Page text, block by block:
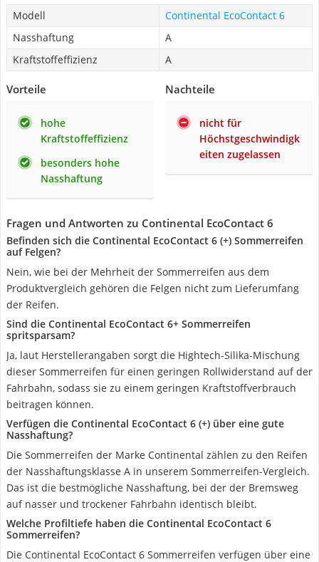
Modell
Continental EcoContact 6
Nasshaftung
A
Kraftstoffeffizienz
A
Vorteile
hohe
Kraftstoffeffizienz
besonders hohe
Nasshaftung
Nachteile
nicht für
Höchstgeschwindigk
eiten zugelassen
Fragen und Antworten zu Continental EcoContact 6
Befinden sich die Continental EcoContact 6 (+) Sommerreifen
auf Felgen?
Nein, wie bei der Mehrheit der Sommerreifen aus dem
Produktvergleich gehören die Felgen nicht zum Lieferumfang
der Reifen.
Sind die Continental EcoContact 6+ Sommerreifen
spritsparsam?
Ja, laut Herstellerangaben sorgt die Hightech-Silika-Mischung
dieser Sommerreifen für einen geringen Rollwiderstand auf der
Fahrbahn, sodass sie zu einem geringen Kraftstoffverbrauch
beitragen können.
Verfügen die Continental EcoContact 6 (+) über eine gute
Nasshaftung?
Die Sommerreifen der Marke Continental zählen zu den Reifen
der Nasshaftungsklasse A in unserem Sommerreifen-Vergleich.
Das ist die bestmögliche Nasshaftung, bei der der Bremsweg
auf nasser und trockener Fahrbahn identisch bleibt.
Welche Profiltiefe haben die Continental EcoContact 6
Sommerreifen?
Die Continental EcoContact 6 Sommerreifen verfügen über eine